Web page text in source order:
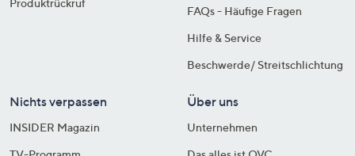
Produktrückruf
FAQs - Häufige Fragen
Hilfe & Service
Beschwerde/ Streitschlichtung
Nichts verpassen
INSIDER Magazin
Über uns
Unternehmen